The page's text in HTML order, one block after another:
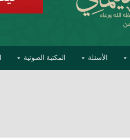
الأسئلة المكتبة الصوتية